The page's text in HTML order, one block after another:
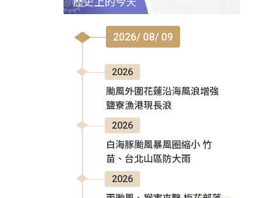
2026/ 08/ 09
2026
颱風外圍花蓮沿海風浪增強
鹽寮漁港現長浪
2026
白海豚颱風暴風圈縮小 竹
苗、台北山區防大雨
2026